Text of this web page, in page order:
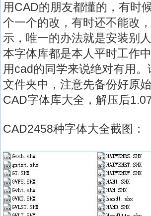
用CAD的朋友都懂的，有时
个一个的改，有时还不能改
示，唯一的办法就是安装别
本字体库都是本人平时工作
用cad的同学来说绝对有用
文件夹中，注意先备份好原始
CAD字体库大全，解压后
CAD2458种字体大全截图：